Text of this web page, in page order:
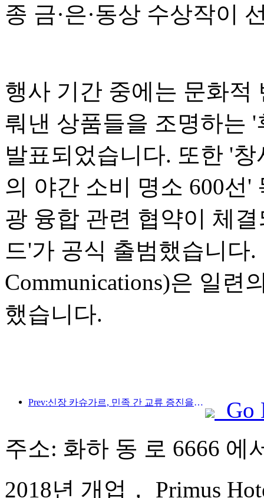
종 금·은·동상 수상작이
행사 기간 중에는 문화적
뤄낸 상품들을 조명하는
발표되었습니다. 또한 '
의 야간 소비 명소 600선
광 융합 관련 협약이 체
드'가 공식 출범했습니다
Communications)은 일련
했습니다.
Prev:신장 카슈가르, 민족 간 교류 증진을 위한 관광 홍보 행사 개최
Go
주소: 화하 동 로 6666 에
2018년 개업， Primus